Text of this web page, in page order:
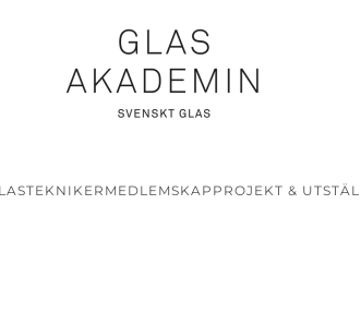
MEDLEMSKAP PROJEKT &